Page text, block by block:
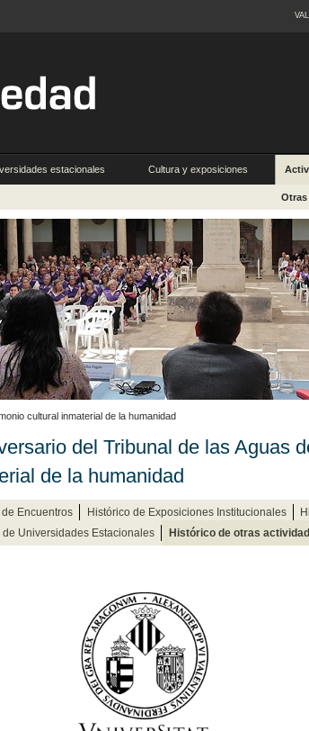
estacionales Cultura y exposiciones
cultural inmaterial de la humanidad
del Tribunal de las Aguas
de la humanidad
Encuentros Histórico de Exposiciones Institucionales
de Universidades Estacionales
Histórico de otras